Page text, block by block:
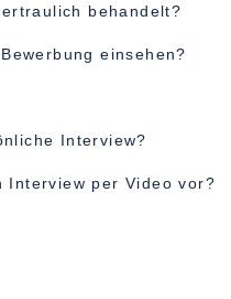
behandelt?
einsehen?
Interview?
Interview per Video vor?